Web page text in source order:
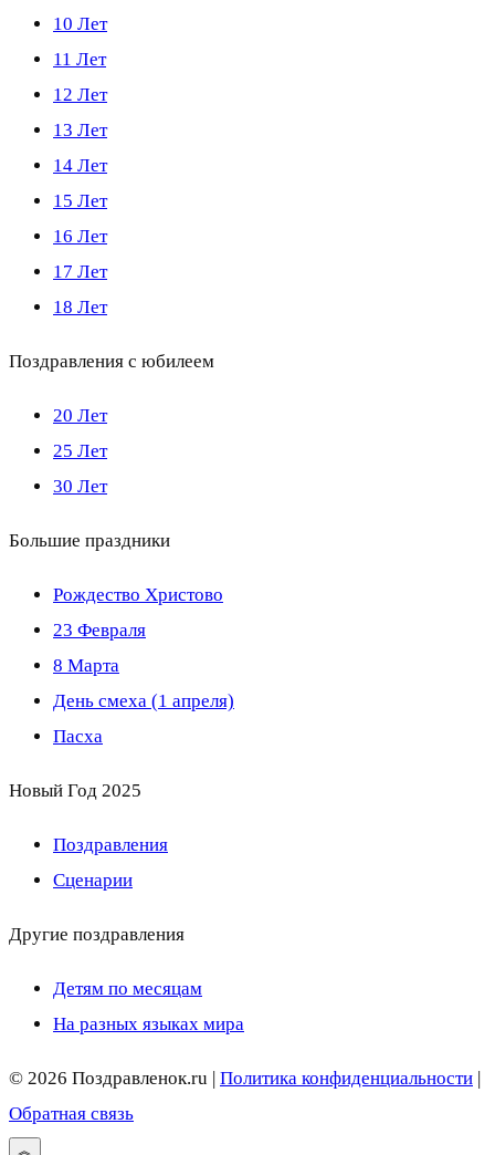
10 Лет
11 Лет
12 Лет
13 Лет
14 Лет
15 Лет
16 Лет
17 Лет
18 Лет
Поздравления с юбилеем
20 Лет
25 Лет
30 Лет
Большие праздники
Рождество Христово
23 Февраля
8 Марта
День смеха (1 апреля)
Пасха
Новый Год 2025
Поздравления
Сценарии
Другие поздравления
Детям по месяцам
На разных языках мира
© 2026 Поздравленок.ru | Политика конфиденциальности |
Обратная связь